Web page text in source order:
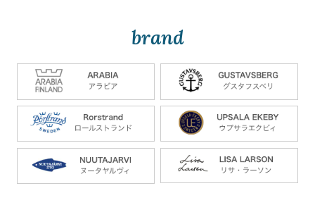
brand